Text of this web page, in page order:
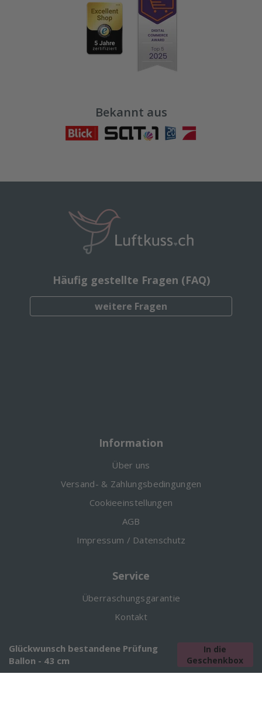
Glückwunsch bestandene Prüfung
Ballon - 43 cm
In die
Geschenkbox
Bekannt aus
Häufig gestellte Fragen (FAQ)
weitere Fragen
Information
Über uns
Versand- & Zahlungsbedingungen
Cookieeinstellungen
AGB
Impressum / Datenschutz
Service
Überraschungsgarantie
Kontakt
#Luftkuss